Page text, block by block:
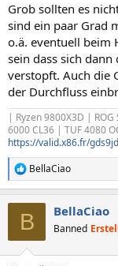
Grob sollten es
sind ein paar Grad
o.ä. eventuell beim
sein dass sich
verstopft. Auch die
der Durchfluss
| Ryzen 9800X3D | ROG
6000 CL36 | TUF 4080
https://valid.x86.fr/gds9jd
R
e
BellaCiao
B BellaCiao
Banned